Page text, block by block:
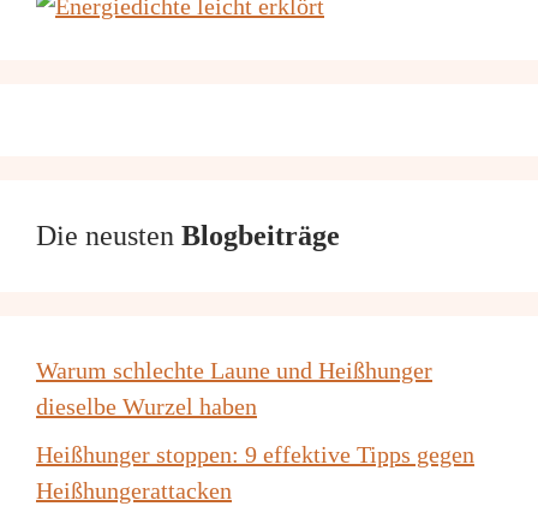
Die neusten Blogbeiträge
Warum schlechte Laune und Heißhunger
dieselbe Wurzel haben
Heißhunger stoppen: 9 effektive Tipps gegen
Heißhungerattacken